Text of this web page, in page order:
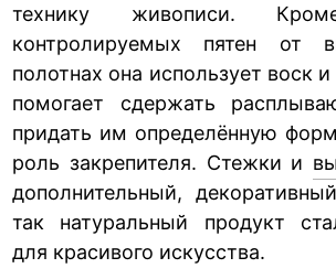
технику живописи.
контролируемых пятен от
полотнах она использует воск
помогает сдержать
придать им определённую
роль закрепителя. Стежки и
дополнительный,
так натуральный продукт
для красивого искусства.